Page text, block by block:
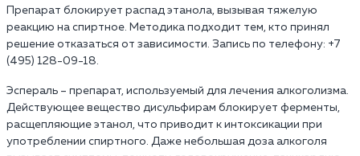
Препарат блокирует распад этанола, вызывая тяжелую
реакцию на спиртное. Методика подходит тем, кто принял
решение отказаться от зависимости. Запись по телефону: +7
(495) 128-09-18.
Эспераль – препарат, используемый для лечения алкоголизма.
Действующее вещество дисульфирам блокирует ферменты,
расщепляющие этанол, что приводит к интоксикации при
употреблении спиртного. Даже небольшая доза алкоголя